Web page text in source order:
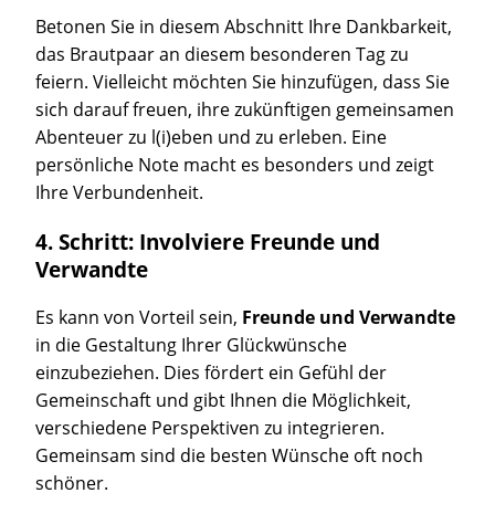
Betonen Sie in diesem Abschnitt Ihre Dankbarkeit,
das Brautpaar an diesem besonderen Tag zu
feiern. Vielleicht möchten Sie hinzufügen, dass Sie
sich darauf freuen, ihre zukünftigen gemeinsamen
Abenteuer zu l(i)eben und zu erleben. Eine
persönliche Note macht es besonders und zeigt
Ihre Verbundenheit.
4. Schritt: Involviere Freunde und
Verwandte
Es kann von Vorteil sein, Freunde und Verwandte
in die Gestaltung Ihrer Glückwünsche
einzubeziehen. Dies fördert ein Gefühl der
Gemeinschaft und gibt Ihnen die Möglichkeit,
verschiedene Perspektiven zu integrieren.
Gemeinsam sind die besten Wünsche oft noch
schöner.